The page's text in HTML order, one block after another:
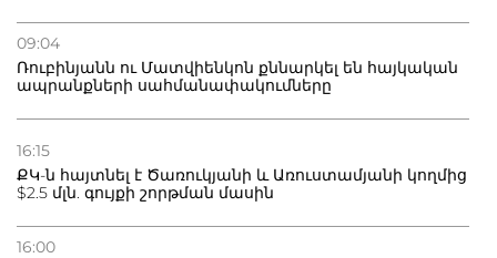
09:04
Ռուբինյանն ու Մատվիենկոն քննարկել են հայկական
ապրանքների սահմանափակումները
16:15
ՔԿ-ն հայտնել է Ծառուկյանի և Առուստամյանի կողմից
$2.5 մլն. գույքի շորթման մասին
16:00